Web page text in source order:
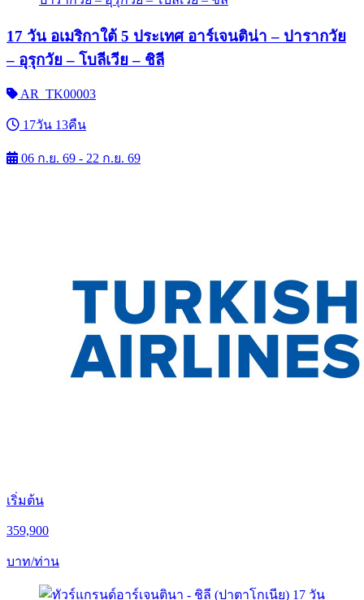
17 วัน อเมริกาใต้ 5 ประเทศ อาร์เจนติน่า – ปารากวัย
– อุรุกวัย – โบลีเวีย – ชิลี
AR_TK00003
17วัน 13คืน
06 ก.ย. 69 - 22 ก.ย. 69
เริ่มต้น
359,900
บาท/ท่าน